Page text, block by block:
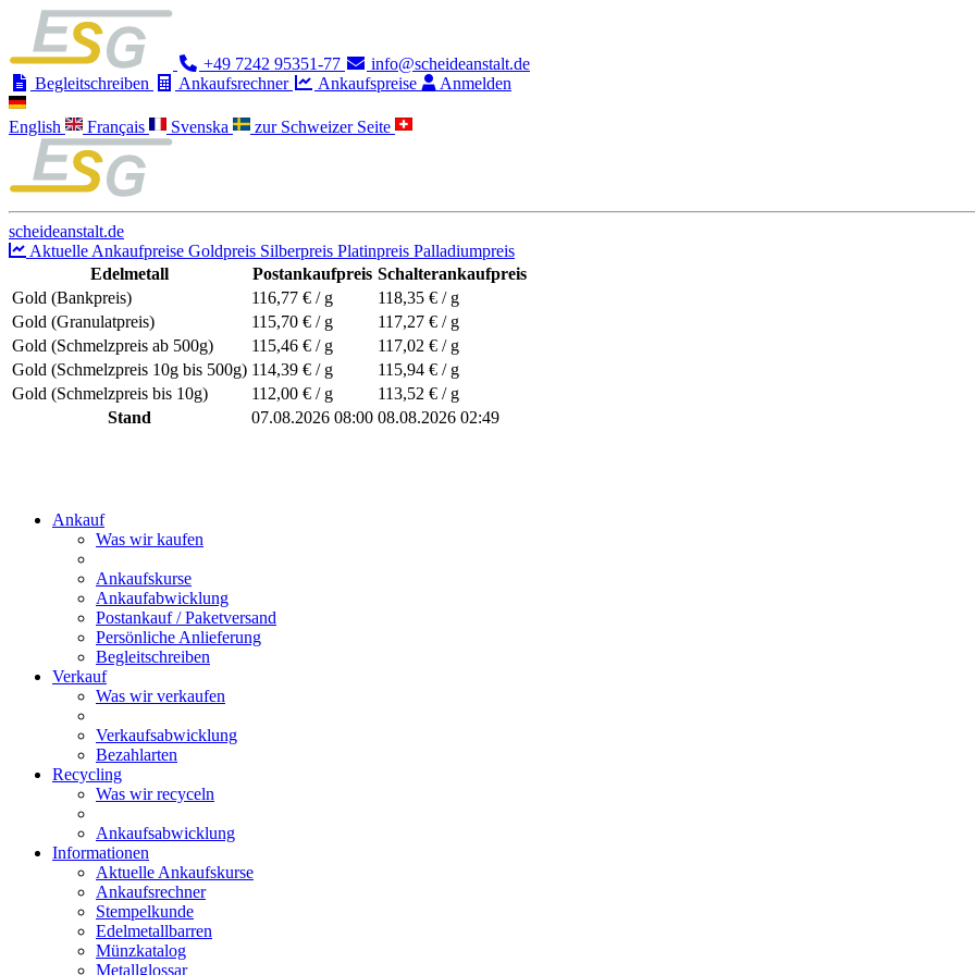
+49 7242 95351-77
info@scheideanstalt.de
Begleitschreiben
Ankaufsrechner Ankaufspreise Anmelden
English Français Svenska zur Schweizer Seite
scheideanstalt.de
Aktuelle Ankaufpreise Goldpreis Silberpreis Platinpreis Palladiumpreis
Edelmetall
Postankaufpreis Schalterankaufpreis
Gold (Bankpreis)
116,77 € / g 118,35 € / g
Gold (Granulatpreis)
115,70 € / g 117,27 € / g
Gold (Schmelzpreis ab 500g)
115,46 € / g 117,02 € / g
Gold (Schmelzpreis 10g bis 500g) 114,39 € / g 115,94 € / g
Gold (Schmelzpreis bis 10g)
112,00 € / g 113,52 € / g
Stand
07.08.2026 08:00 08.08.2026 02:49
Ankauf
Was wir kaufen
Ankaufskurse
Ankaufabwicklung
Postankauf / Paketversand
Persönliche Anlieferung
Begleitschreiben
Verkauf
Was wir verkaufen
Verkaufsabwicklung
Bezahlarten
Recycling
Was wir recyceln
Ankaufsabwicklung
Informationen
Aktuelle Ankaufskurse
Ankaufsrechner
Stempelkunde
Edelmetallbarren
Münzkatalog
Metallglossar